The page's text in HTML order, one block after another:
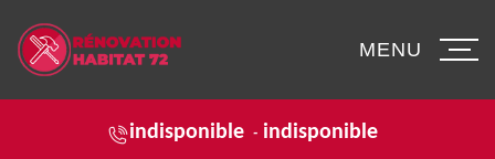
indisponible - indisponible
MENU